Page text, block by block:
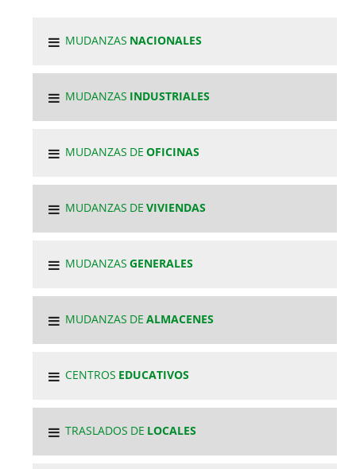
MUDANZAS NACIONALES
MUDANZAS INDUSTRIALES
MUDANZAS DEOFICINAS
MUDANZAS DEVIVIENDAS
MUDANZASGENERALES
MUDANZAS DEALMACENES
CENTROS EDUCATIVOS
TRASLADOS DE LOCALES